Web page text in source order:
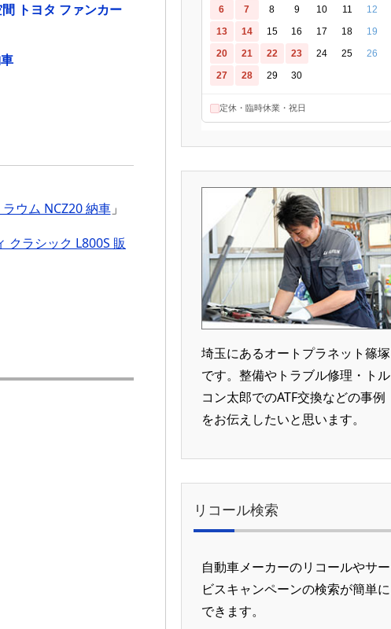
トヨタ ファンカー
ウム NCZ20 納車」
クラシック L800S 販
埼玉にあるオートプラネット篠塚
です。整備やトラブル修理・トル
コン太郎でのATF交換などの事例
をお伝えしたいと思います。
リコール検索
自動車メーカーのリコールやサー
ビスキャンペーンの検索が簡単に
できます。